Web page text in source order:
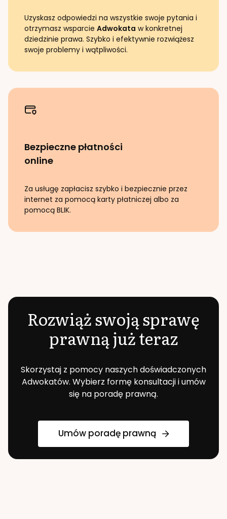
Uzyskasz odpowiedzi na wszystkie swoje pytania i
otrzymasz wsparcie Adwokata w konkretnej
dziedzinie prawa. Szybko i efektywnie rozwiążesz
swoje problemy i wątpliwości.
Bezpieczne płatności
online
Za usługę zapłacisz szybko i bezpiecznie przez
internet za pomocą karty płatniczej albo za
pomocą BLIK.
Rozwiąż swoją sprawę
prawną już teraz
Skorzystaj z pomocy naszych doświadczonych
Adwokatów. Wybierz formę konsultacji i umów
się na poradę prawną.
Umów poradę prawną